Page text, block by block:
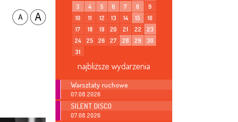
3
4 5 6 7 8
9
10
11 12 13 14 15
16
17
18 19 20 21 22
23
24
25 26 27 28 29
30
31
najbliższe wydarzenia
Warsztaty ruchowe
07.08.2026
SILENT DISCO
07.08.2026